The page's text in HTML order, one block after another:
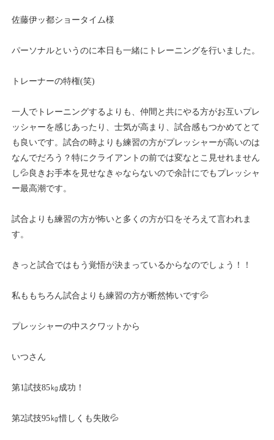
佐藤伊ッ都ショータイム様
パーソナルというのに本日も一緒にトレーニングを行いました。
トレーナーの特権(笑)
一人でトレーニングするよりも、仲間と共にやる方がお互いプレ
ッシャーを感じあったり、士気が高まり、試合感もつかめてとて
も良いです。試合の時よりも練習の方がプレッシャーが高いのは
なんでだろう？特にクライアントの前では変なとこ見せれません
し💦良きお手本を見せなきゃならないので余計にでもプレッシャ
ー最高潮です。
試合よりも練習の方が怖いと多くの方が口をそろえて言われま
す。
きっと試合ではもう覚悟が決まっているからなのでしょう！！
私ももちろん試合よりも練習の方が断然怖いです💦
プレッシャーの中スクワットから
いつさん
第1試技85㎏成功！
第2試技95㎏惜しくも失敗💦